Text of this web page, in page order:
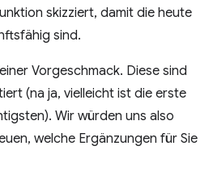
skizziert, damit die heute
sind.
Vorgeschmack. Diese sind
(na ja, vielleicht ist die erste
Wir würden uns also
welche Ergänzungen für Sie